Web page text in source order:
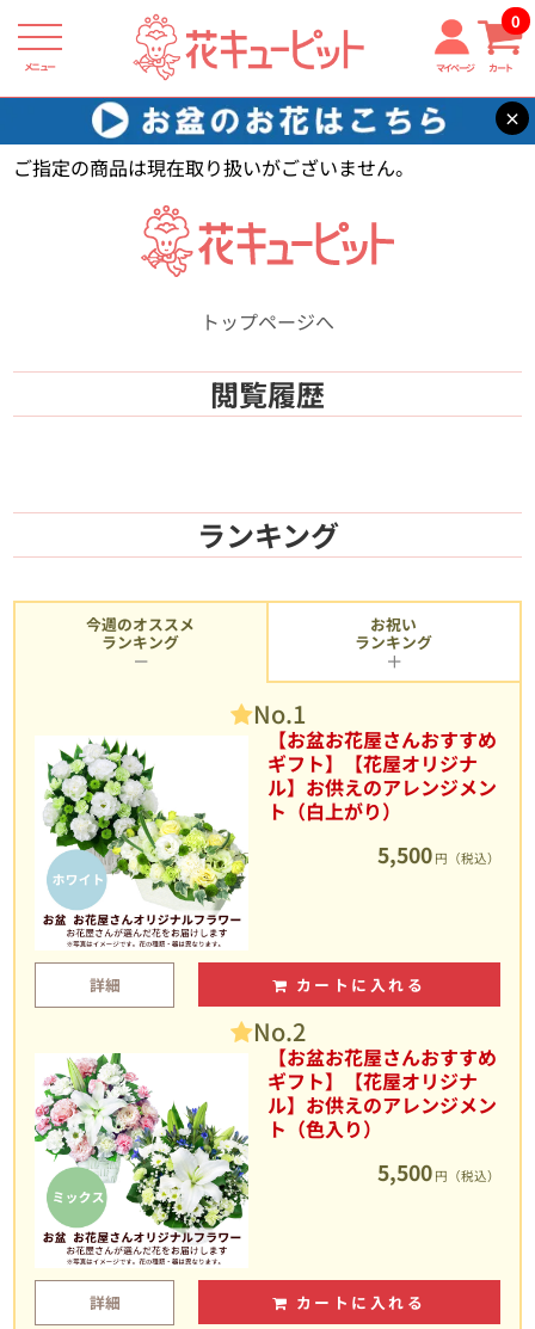
メニュー マイページ カート
0
×
花キューピット 【】
ご指定の商品は現在取り扱いがございません。
トップページへ
閲覧履歴
ランキング
今週のオススメ
ランキング
No.1
【お盆お花屋さんおすすめ
ギフト】【花屋オリジナ
ル】お供えのアレンジメン
ト（白上がり）
5,500 円（税込）
詳細 カートに入れる
No.2
【お盆お花屋さんおすすめ
ギフト】【花屋オリジナ
ル】お供えのアレンジメン
ト（色入り）
5,500 円（税込）
詳細 カートに入れる
お祝い
ランキング